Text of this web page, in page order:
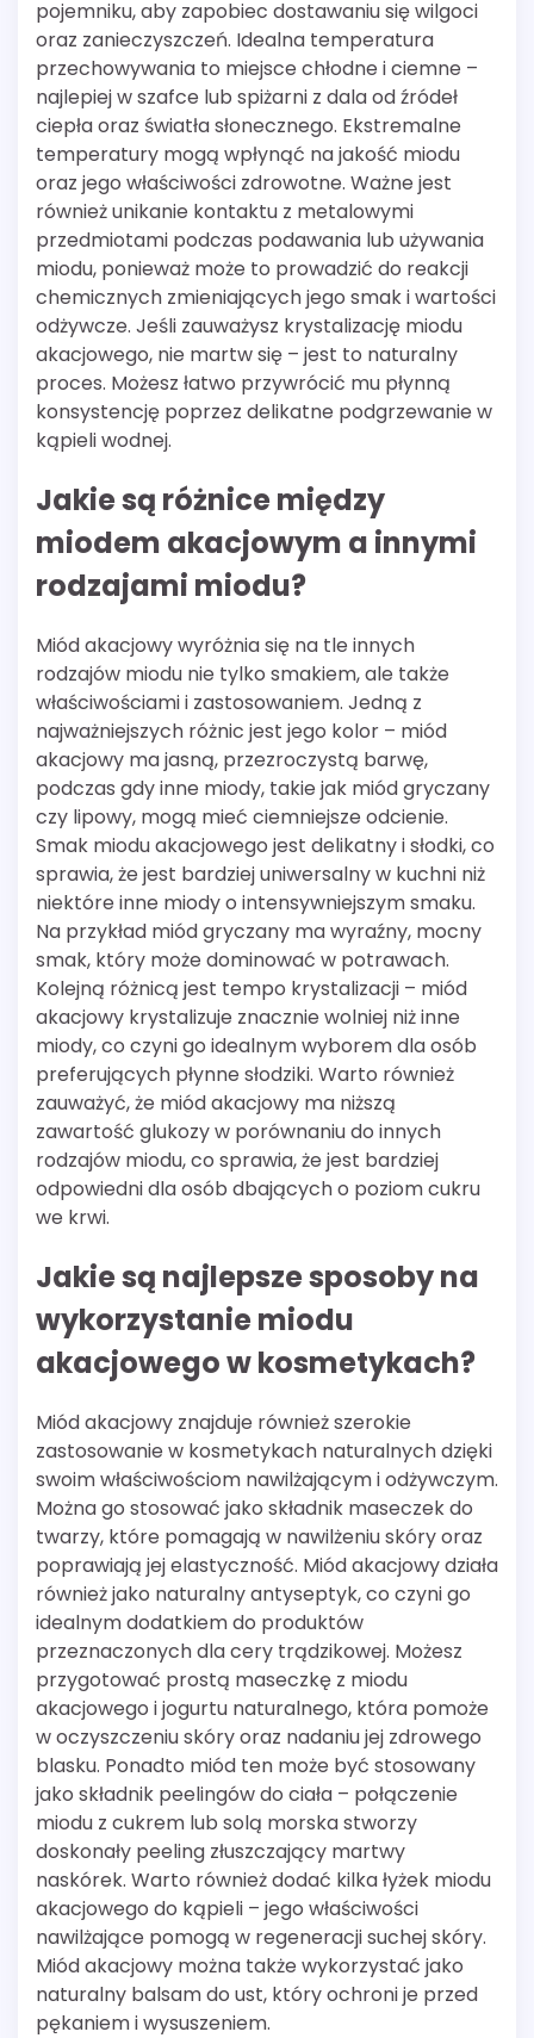
pojemniku, aby zapobiec dostawaniu się wilgoci
oraz zanieczyszczeń. Idealna temperatura
przechowywania to miejsce chłodne i ciemne –
najlepiej w szafce lub spiżarni z dala od źródeł
ciepła oraz światła słonecznego. Ekstremalne
temperatury mogą wpłynąć na jakość miodu
oraz jego właściwości zdrowotne. Ważne jest
również unikanie kontaktu z metalowymi
przedmiotami podczas podawania lub używania
miodu, ponieważ może to prowadzić do reakcji
chemicznych zmieniających jego smak i wartości
odżywcze. Jeśli zauważysz krystalizację miodu
akacjowego, nie martw się – jest to naturalny
proces. Możesz łatwo przywrócić mu płynną
konsystencję poprzez delikatne podgrzewanie w
kąpieli wodnej.
Jakie są różnice między
miodem akacjowym a innymi
rodzajami miodu?
Miód akacjowy wyróżnia się na tle innych
rodzajów miodu nie tylko smakiem, ale także
właściwościami i zastosowaniem. Jedną z
najważniejszych różnic jest jego kolor – miód
akacjowy ma jasną, przezroczystą barwę,
podczas gdy inne miody, takie jak miód gryczany
czy lipowy, mogą mieć ciemniejsze odcienie.
Smak miodu akacjowego jest delikatny i słodki, co
sprawia, że jest bardziej uniwersalny w kuchni niż
niektóre inne miody o intensywniejszym smaku.
Na przykład miód gryczany ma wyraźny, mocny
smak, który może dominować w potrawach.
Kolejną różnicą jest tempo krystalizacji – miód
akacjowy krystalizuje znacznie wolniej niż inne
miody, co czyni go idealnym wyborem dla osób
preferujących płynne słodziki. Warto również
zauważyć, że miód akacjowy ma niższą
zawartość glukozy w porównaniu do innych
rodzajów miodu, co sprawia, że jest bardziej
odpowiedni dla osób dbających o poziom cukru
we krwi.
Jakie są najlepsze sposoby na
wykorzystanie miodu
akacjowego w kosmetykach?
Miód akacjowy znajduje również szerokie
zastosowanie w kosmetykach naturalnych dzięki
swoim właściwościom nawilżającym i odżywczym.
Można go stosować jako składnik maseczek do
twarzy, które pomagają w nawilżeniu skóry oraz
poprawiają jej elastyczność. Miód akacjowy działa
również jako naturalny antyseptyk, co czyni go
idealnym dodatkiem do produktów
przeznaczonych dla cery trądzikowej. Możesz
przygotować prostą maseczkę z miodu
akacjowego i jogurtu naturalnego, która pomoże
w oczyszczeniu skóry oraz nadaniu jej zdrowego
blasku. Ponadto miód ten może być stosowany
jako składnik peelingów do ciała – połączenie
miodu z cukrem lub solą morska stworzy
doskonały peeling złuszczający martwy
naskórek. Warto również dodać kilka łyżek miodu
akacjowego do kąpieli – jego właściwości
nawilżające pomogą w regeneracji suchej skóry.
Miód akacjowy można także wykorzystać jako
naturalny balsam do ust, który ochroni je przed
pękaniem i wysuszeniem.